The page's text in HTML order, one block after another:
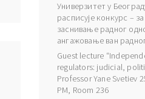
Универзитет у
расписује конкурс –
заснивање радног
ангажовање ван
Guest lecture
regulators: judicial,
Professor Yane Svetiev
PM, Room 236